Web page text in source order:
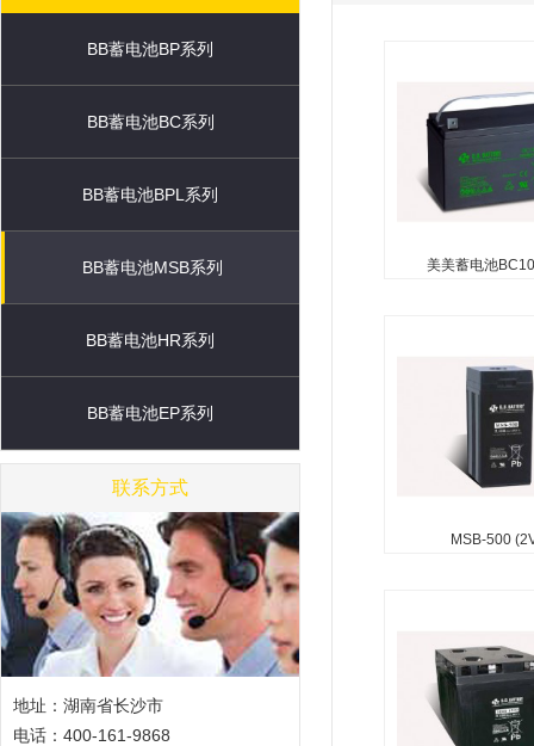
BB蓄电池BP系列
BB蓄电池BC系列
BB蓄电池BPL系列
BB蓄电池MSB系列
BB蓄电池HR系列
BB蓄电池EP系列
联系方式
地址：湖南省长沙市
电话：400-161-9868
美美蓄电池
向使用（倒置使用除
了防爆器以确保安全
的手柄 吸收性玻璃
术用于高效的气体复
MSB-500
质。 吸收玻璃垫技
效的气体重组。...